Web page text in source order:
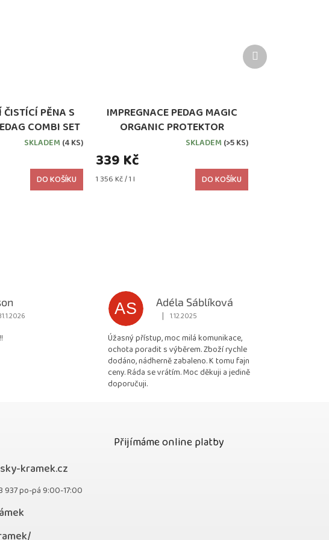
PĚNA S
COMBI SET
SKLADEM (4 KS)
DO KOŠÍKU
IMPREGNACE PEDAG MAGIC
ORGANIC PROTEKTOR
SKLADEM (>5 KS)
339 Kč
Měrná
1 356 Kč / 1 l DO KOŠÍKU
Další
produkt
obchodu je 5 z 5 hvězdiček.
AS
Adéla Sáblíková
Hodnocení obchodu je 5 z 5 hvězdiček.
| 1.12.2025
Úžasný přístup, moc milá komunikace,
ochota poradit s výběrem. Zboží rychle
dodáno, nádherně zabaleno. K tomu fajn
ceny. Ráda se vrátím. Moc děkuji a jedině
doporučuji.
kramek.cz
937 po-pá 9:00-17:00
Přijímáme online platby